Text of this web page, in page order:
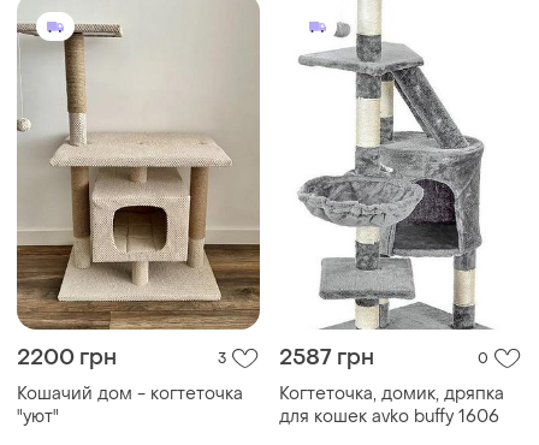
2200 грн 3
Кошачий дом - когтеточка
"уют"
2587 грн 0
Когтеточка, домик, дряпка
для кошек avko buffy 1606